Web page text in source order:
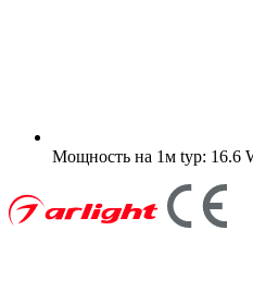
Мощность на 1м typ: 16.6